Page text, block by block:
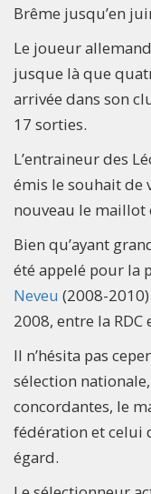
Brême jusqu’en
Le joueur
jusque là que
arrivée dans son
17 sorties.
L’entraineur des
émis le souhait de
nouveau le maillot
Bien qu’ayant
été appelé pour la
Neveu (2008-
2008, entre la RDC
Il n’hésita pas
sélection
concordantes, le
fédération et celui
égard.